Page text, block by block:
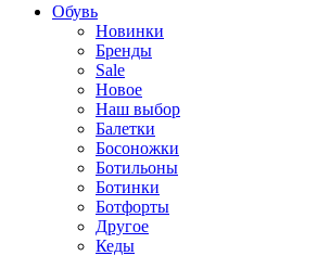
Обувь
Новинки
Бренды
Sale
Новое
Наш выбор
Балетки
Босоножки
Ботильоны
Ботинки
Ботфорты
Другое
Кеды